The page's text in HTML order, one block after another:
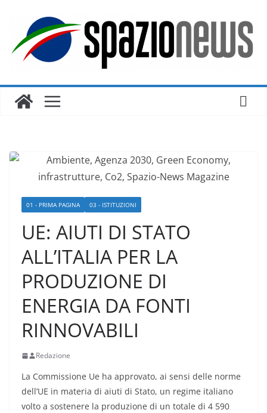
contenuto
01 - PRIMA PAGINA 03 - ISTITUZIONI
UE: AIUTI DI STATO
ALL’ITALIA PER LA
PRODUZIONE DI
ENERGIA DA FONTI
RINNOVABILI
Redazione
La Commissione Ue ha approvato, ai sensi delle norme
dell’UE in materia di aiuti di Stato, un regime italiano
volto a sostenere la produzione di un totale di 4 590